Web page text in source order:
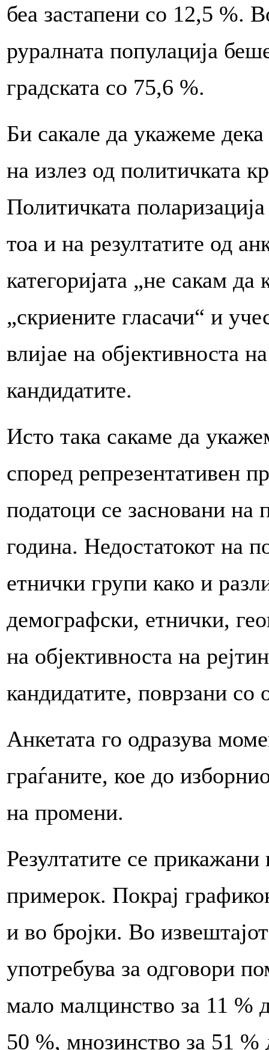
беа застапени со 12,5 %.
руралната популација
градската со 75,6 %.
Би сакале да укажеме
на излез од политичката
Политичката
тоа и на резултатите од
категоријата „не сакам
„скриените гласачи“ и
влијае на објективноста
кандидатите.
Исто така сакаме да
според репрезентативен
податоци се засновани на
година. Недостатокот на
етнички групи како и
демографски, етнички,
на објективноста на
кандидатите, поврзани со
Анкетата го одразува
граѓаните, кое до
на промени.
Резултатите се
примерок. Покрај
и во бројки. Во
употребува за одговори
мало малцинство за 11 %
50 %, мнозинство за 51